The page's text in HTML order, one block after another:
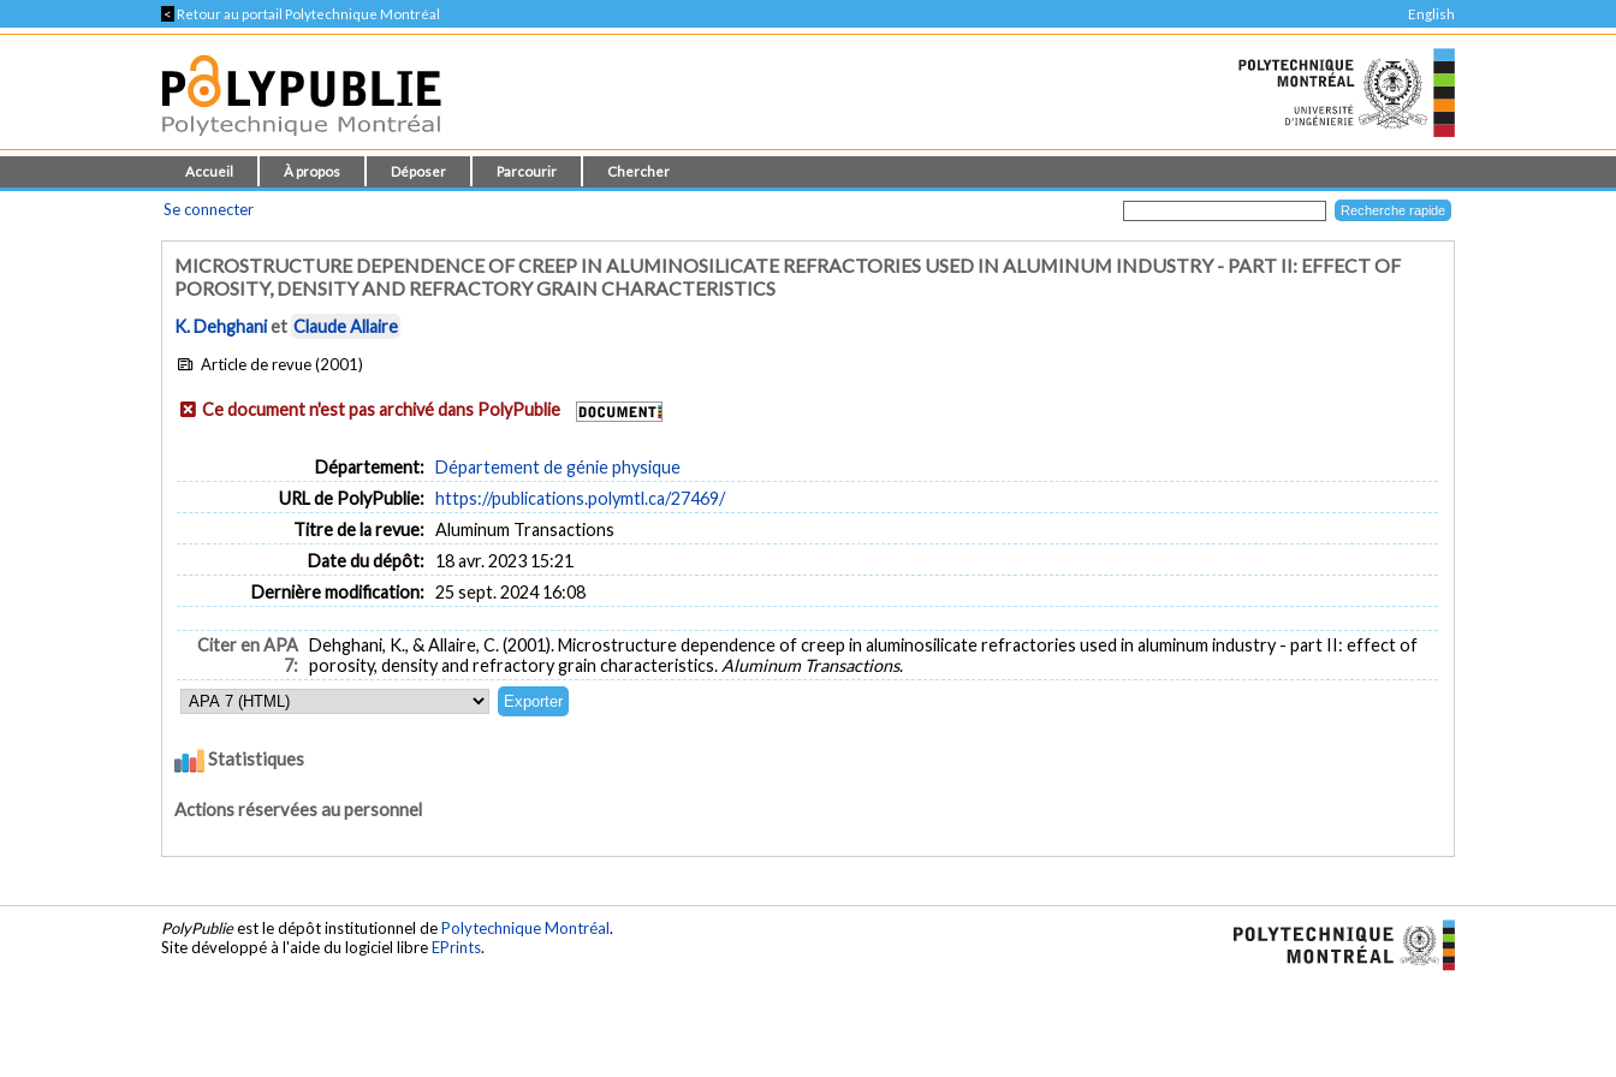
< Retour au portail Polytechnique Montréal English
Accueil À propos Déposer Parcourir Chercher
Se connecter
MICROSTRUCTURE DEPENDENCE OF CREEP IN ALUMINOSILICATE REFRACTORIES USED IN ALUMINUM INDUSTRY - PART II: EFFECT OF
POROSITY, DENSITY AND REFRACTORY GRAIN CHARACTERISTICS
K. Dehghaniet Claude Allaire
Article de revue (2001)
Ce document n'est pas archivé dans PolyPublie
Département: Département de génie physique
URL de PolyPublie: https://publications.polymtl.ca/27469/
Titre de la revue: Aluminum Transactions
Date du dépôt: 18 avr. 2023 15:21
Dernière modification: 25 sept. 2024 16:08
Citer en APA
7:
Dehghani, K., & Allaire, C. (2001). Microstructure dependence of creep in aluminosilicate refractories used in aluminum industry - part II: effect of
porosity, density and refractory grain characteristics. Aluminum Transactions.
Statistiques
Actions réservées au personnel
PolyPublieest le dépôt institutionnel dePolytechnique Montréal.
Site développé à l'aide du logiciel libreEPrints.